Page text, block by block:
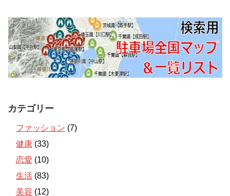
カテゴリー
ファッション (7)
健康 (33)
恋愛 (10)
生活 (83)
美容 (12)